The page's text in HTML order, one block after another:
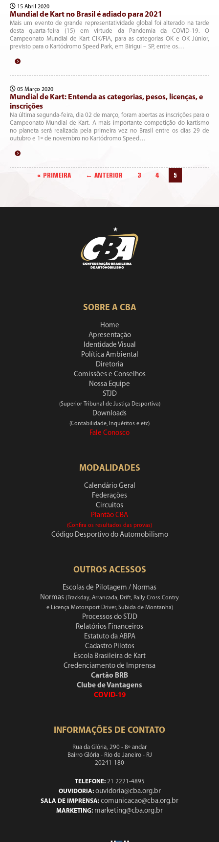
15 Abril 2020
Mundial de Kart no Brasil é adiado para 2021
Mais um evento de grande representatividade global foi alterado na tarde
desta quarta-feira (15) em virtude da Pandemia da COVID-19. O
Campeonato Mundial de Kart CIK/FIA, para as categorias OK e OK Júnior,
previsto para o Kartódromo Speed Park, em Birigui – SP, entre os…
05 Março 2020
Mundial de Kart: Entenda as categorias, pesos, licenças, e
inscrições
Na última segunda-feira, dia 02 de março, foram abertas as inscrições para o
Campeonato Mundial de Kart. A mais importante competição do kartismo
no planeta será realizada pela primeira vez no Brasil entre os dias 29 de
outubro e 1º de novembro no Kartódromo Speed…
« PRIMEIRA ← ANTERIOR 3 4 5
SOBRE A CBA
Home
Apresentação
Identidade Visual
Política Ambiental
Diretoria
Comissões e Conselhos
Nossa Equipe
STJD
(Superior Tribunal de Justiça Desportiva)
Downloads
(Contabilidade, Inquéritos e etc)
Fale Conosco
MODALIDADES
Calendário Geral
Federações
Circuitos
Plantão CBA
(Confira os resultados das provas)
Código Desportivo do Automobilismo
OUTROS ACESSOS
Escolas de Pilotagem / Normas
Normas (Trackday, Arrancada, Drift, Rally Cross Contry
e Licença Motorsport Driver, Subida de Montanha)
Processos do STJD
Relatórios Financeiros
Estatuto da ABPA
Cadastro Pilotos
Escola Brasileira de Kart
Credenciamento de Imprensa
Cartão BRB
Clube de Vantagens
COVID-19
INFORMAÇÕES DE CONTATO
Rua da Glória, 290 - 8º andar
Bairro Glória - Rio de Janeiro - RJ
20241-180
TELEFONE:21 2221-4895
OUVIDORIA: ouvidoria@cba.org.br
SALA DE IMPRENSA: comunicacao@cba.org.br
MARKETING: marketing@cba.org.br